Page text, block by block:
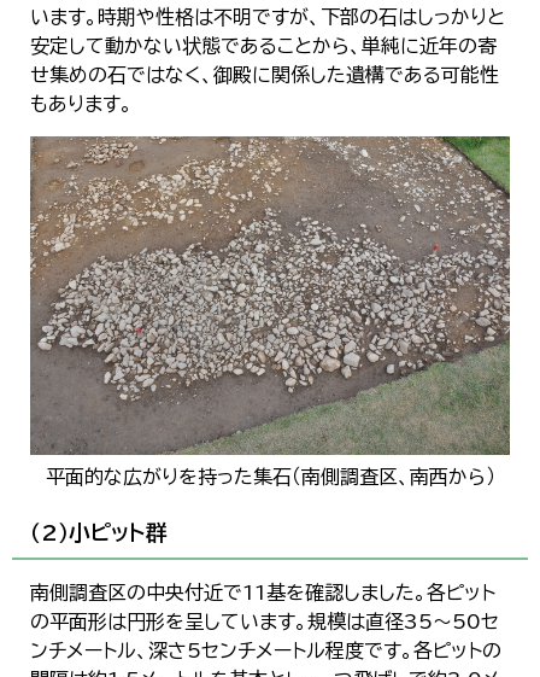
います。時期や性格は不明ですが、下部の石はしっかりと
安定して動かない状態であることから、単純に近年の寄
せ集めの石ではなく、御殿に関係した遺構である可能性
もあります。
平面的な広がりを持った集石（南側調査区、南西から）
（2）小ピット群
南側調査区の中央付近で11基を確認しました。各ピット
の平面形は円形を呈しています。規模は直径35～50セ
ンチメートル、深さ5センチメートル程度です。各ピットの